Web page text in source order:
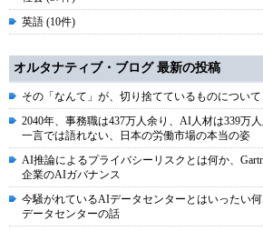
英語 (10件)
オルタナティブ・ブログ 最新の投稿
その「なんて」が、切り捨てているものについて
2040年、事務職は437万人余り、AI人材は339万
一言では語れない、日本の労働市場の本当の姿
AI推論によるプライバシーリスクとは何か、
企業のAIガバナンス
今騒がれているAIデータセンターとはいったい
データセンターの話